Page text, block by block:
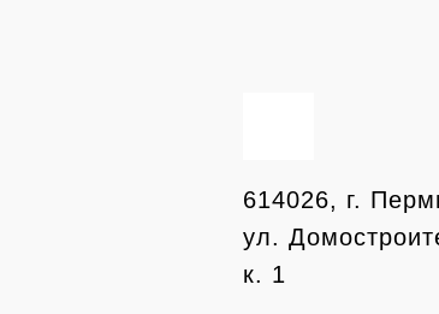
614026, г.
ул.
к. 1